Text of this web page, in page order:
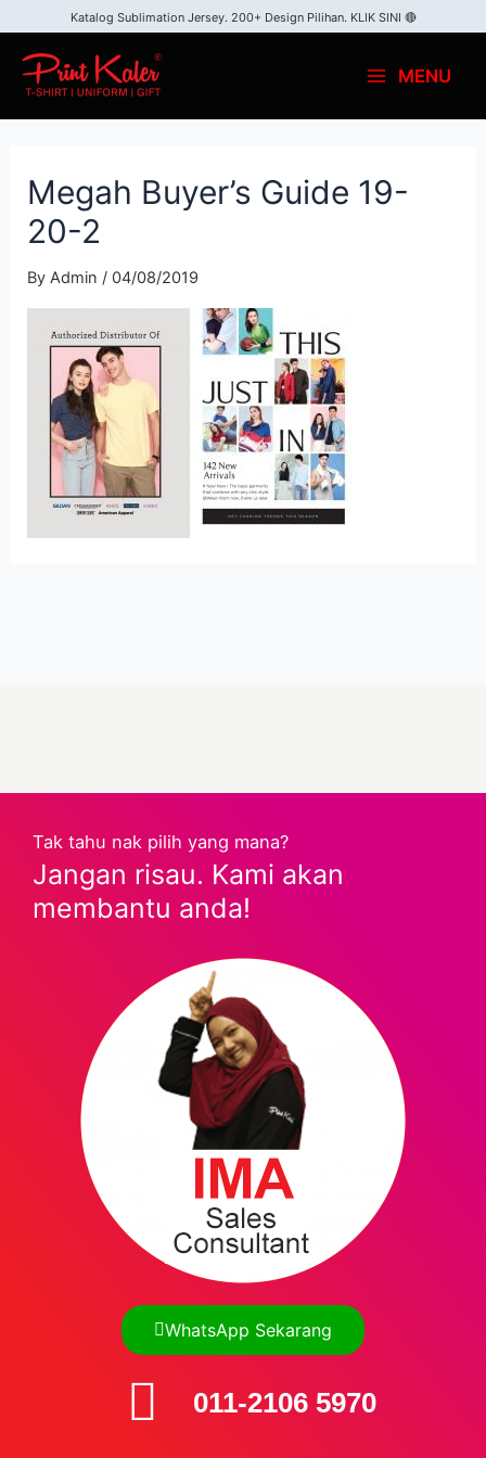
Katalog Sublimation Jersey. 200+ Design Pilihan. KLIK SINI 🔴
MENU
Megah Buyer’s Guide 19-
20-2
ByAdmin / 04/08/2019
Tak tahu nak pilih yang mana?
Jangan risau. Kami akan
membantu anda!
WhatsApp Sekarang
011-2106 5970